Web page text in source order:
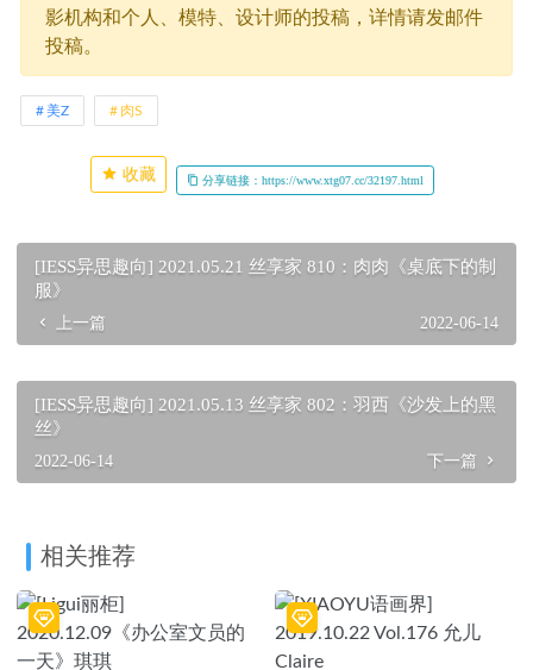
影机构和个人、模特、设计师的投稿，详情请发邮件
投稿。
美Z 肉S
收藏 分享链接：https://www.xtg07.cc/32197.html
[IESS异思趣向] 2021.05.21 丝享家 810：肉肉《桌底下的制
服》
上一篇 2022-06-14
[IESS异思趣向] 2021.05.13 丝享家 802：羽西《沙发上的黑
丝》
2022-06-14 下一篇
相关推荐